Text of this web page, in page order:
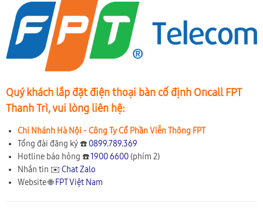
Quý khách lắp đặt điện thoại bàn cố định Oncall FPT
Thanh Trì, vui lòng liên hệ:
Chi Nhánh Hà Nội - Công Ty Cổ Phần Viễn Thông FPT
Tổng đài đăng ký ☎️ 0899.789.369
Hotline báo hỏng ☎️1900 6600 (phím 2)
Nhắn tin ✉️ Chat Zalo
Website 🌐 FPT Việt Nam